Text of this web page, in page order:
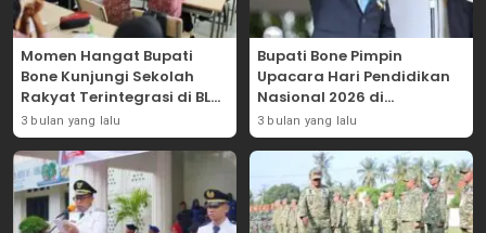
Momen Hangat Bupati
Bone Kunjungi Sekolah
Rakyat Terintegrasi di BLK
Bajoe
3 bulan yang lalu
Bupati Bone Pimpin
Upacara Hari Pendidikan
Nasional 2026 di
Lapangan Merdeka
3 bulan yang lalu